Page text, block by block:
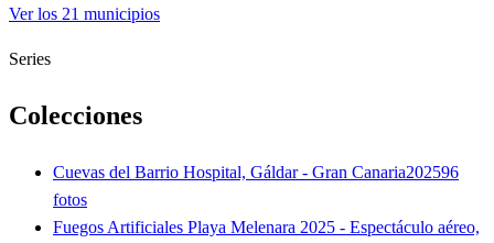
Ver los 21 municipios
Series
Colecciones
Cuevas del Barrio Hospital, Gáldar - Gran Canaria202596
fotos
Fuegos Artificiales Playa Melenara 2025 - Espectáculo aéreo,